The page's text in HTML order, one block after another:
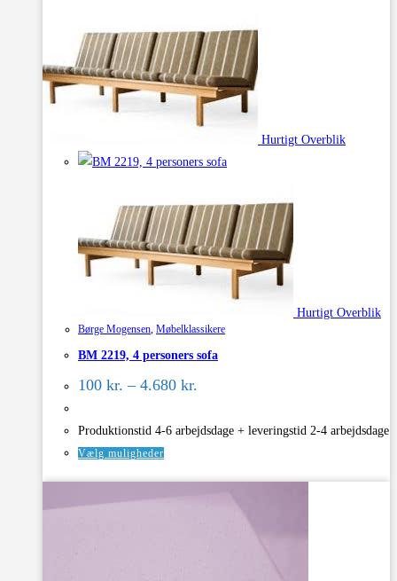
varianter.
Mulighederne
kan
vælges
Hurtigt Overblik
Hurtigt Overblik
Børge Mogensen, Møbelklassikere
BM 2219, 4 personers sofa
100 kr. – 4.680 kr.
4.680 kr.
Produktionstid 4-6 arbejdsdage + leveringstid 2-4 arbejdsdage
Vælg muligheder